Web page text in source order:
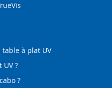
à plat UV
?
?